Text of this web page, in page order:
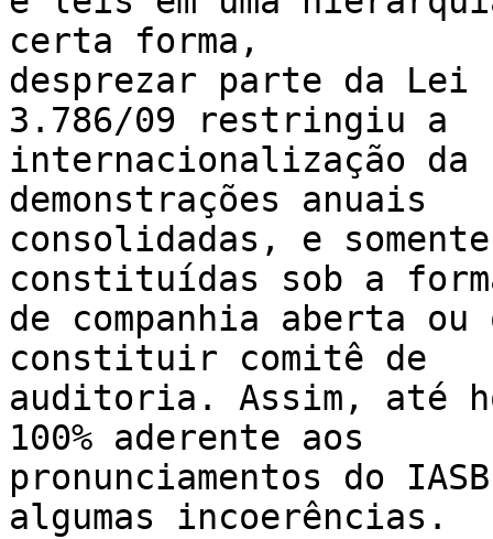
certa forma,
desprezar parte da Lei
3.786/09 restringiu a
internacionalização da
demonstrações anuais
consolidadas, e
constituídas sob a
de companhia aberta
constituir comitê de
auditoria. Assim, até
100% aderente aos
pronunciamentos do
algumas incoerências.